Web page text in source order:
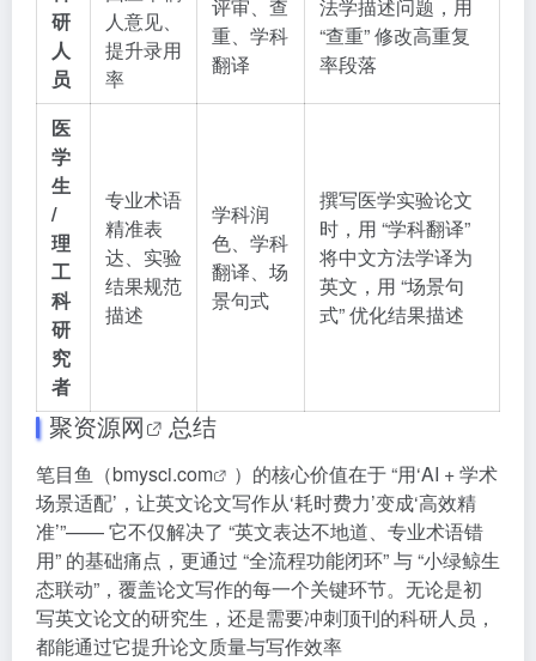
研
人
员
人意见、
提升录用
率
评审、查
重、学科
翻译
法学描述问题，用
“查重” 修改高重复
率段落
医
学
生
/
理
工
科
研
究
者
专业术语
精准表
达、实验
结果规范
描述
学科润
色、学科
翻译、场
景句式
撰写医学实验论文
时，用 “学科翻译”
将中文方法学译为
英文，用 “场景句
式” 优化结果描述
聚资源网 总结
笔目鱼（bmysci.com
）的核心价值在于 “用‘AI + 学术
场景适配’，让英文论文写作从‘耗时费力’变成‘高效精
准’”—— 它不仅解决了 “英文表达不地道、专业术语错
用” 的基础痛点，更通过 “全流程功能闭环” 与 “小绿鲸生
态联动”，覆盖论文写作的每一个关键环节。无论是初
写英文论文的研究生，还是需要冲刺顶刊的科研人员，
都能通过它提升论文质量与写作效率